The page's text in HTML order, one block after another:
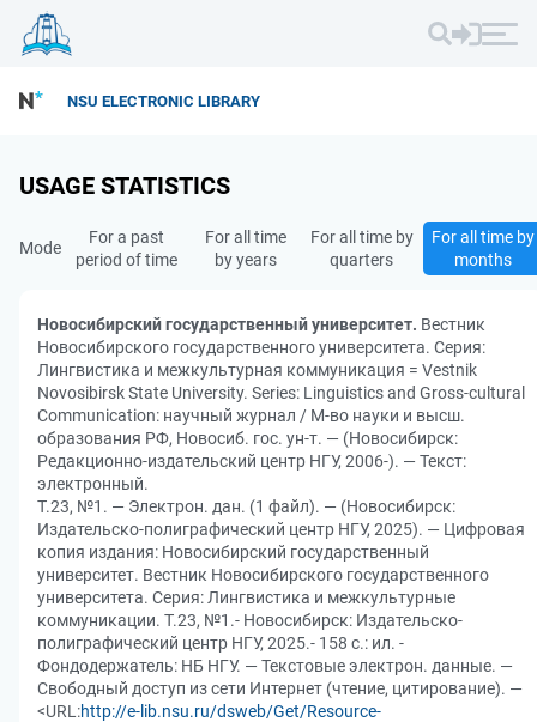
NSU ELECTRONIC LIBRARY
USAGE STATISTICS
Mode
For a past
period of time
For all time
by years
For all time by
quarters
For all time by
months
Новосибирский государственный университет. Вестник
Новосибирского государственного университета. Серия:
Лингвистика и межкультурная коммуникация = Vestnik
Novosibirsk State University. Series: Linguistics and Gross-cultural
Communication: научный журнал / М-во науки и высш.
образования РФ, Новосиб. гос. ун-т. — (Новосибирск:
Редакционно-издательский центр НГУ, 2006-). — Текст:
электронный.
Т.23, №1. — Электрон. дан. (1 файл). — (Новосибирск:
Издательско-полиграфический центр НГУ, 2025). — Цифровая
копия издания: Новосибирский государственный
университет. Вестник Новосибирского государственного
университета. Серия: Лингвистика и межкультурные
коммуникации. Т.23, №1.- Новосибирск: Издательско-
полиграфический центр НГУ, 2025.- 158 с.: ил. -
Фондодержатель: НБ НГУ. — Текстовые электрон. данные. —
Свободный доступ из сети Интернет (чтение, цитирование). —
<URL:http://e-lib.nsu.ru/dsweb/Get/Resource-